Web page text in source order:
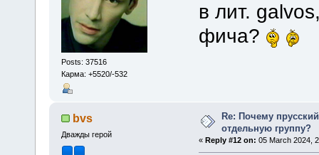
Posts: 37516
Карма: +5520/-532
в лит.
фича?
bvs
Дважды герой
Re: Почему
отдельную группу?
« Reply #12 on: 05 March 2024,